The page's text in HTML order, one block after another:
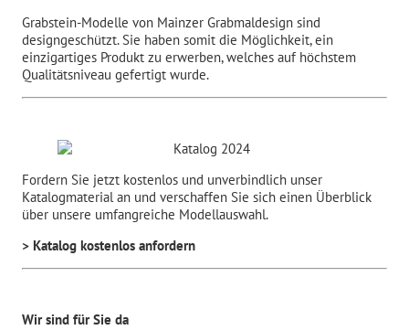
Grabstein-Modelle von Mainzer Grabmaldesign sind
designgeschützt. Sie haben somit die Möglichkeit, ein
einzigartiges Produkt zu erwerben, welches auf höchstem
Qualitätsniveau gefertigt wurde.
Fordern Sie jetzt kostenlos und unverbindlich unser
Katalogmaterial an und verschaffen Sie sich einen Überblick
über unsere umfangreiche Modellauswahl.
> Katalog kostenlos anfordern
Wir sind für Sie da